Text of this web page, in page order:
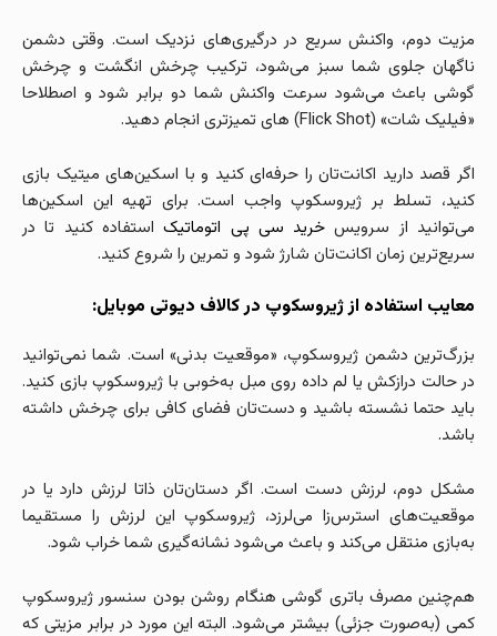
مزیت دوم، واکنش سریع در درگیری‌های نزدیک است. وقتی دشمن
ناگهان جلوی شما سبز می‌شود، ترکیب چرخش انگشت و چرخش
گوشی باعث می‌شود سرعت واکنش شما دو برابر شود و اصطلاحا
«فیلیک شات» (Flick Shot) های تمیزتری انجام دهید.
اگر قصد دارید اکانت‌تان را حرفه‌ای کنید و با اسکین‌های میتیک بازی
کنید، تسلط بر ژیروسکوپ واجب است. برای تهیه این اسکین‌ها
می‌توانید از سرویس خرید سی پی اتوماتیکاستفاده کنید تا در
سریع‌ترین زمان اکانت‌تان شارژ شود و تمرین را شروع کنید.
معایب استفاده از ژیروسکوپ در کالاف دیوتی موبایل:
بزرگ‌ترین دشمن ژیروسکوپ، «موقعیت بدنی» است. شما نمی‌توانید
در حالت درازکش یا لم داده روی مبل به‌خوبی با ژیروسکوپ بازی کنید.
باید حتما نشسته باشید و دست‌تان فضای کافی برای چرخش داشته
باشد.
مشکل دوم، لرزش دست است. اگر دستان‌تان ذاتا لرزش دارد یا در
موقعیت‌های استرس‌زا می‌لرزد، ژیروسکوپ این لرزش را مستقیما
به‌بازی منتقل می‌کند و باعث می‌شود نشانه‌گیری شما خراب شود.
هم‌چنین مصرف باتری گوشی هنگام روشن بودن سنسور ژیروسکوپ
کمی (به‌صورت جزئی) بیشتر می‌شود. البته این مورد در برابر مزیتی که